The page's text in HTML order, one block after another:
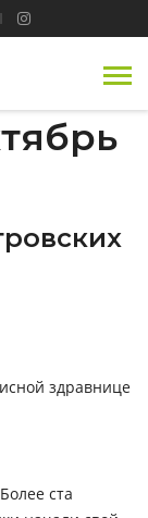
здравнице
ста